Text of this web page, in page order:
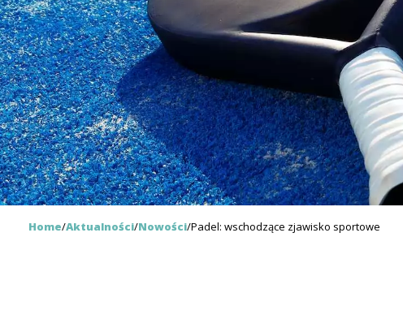
Home/Aktualności/Nowości/Padel: wschodzące zjawisko sportowe